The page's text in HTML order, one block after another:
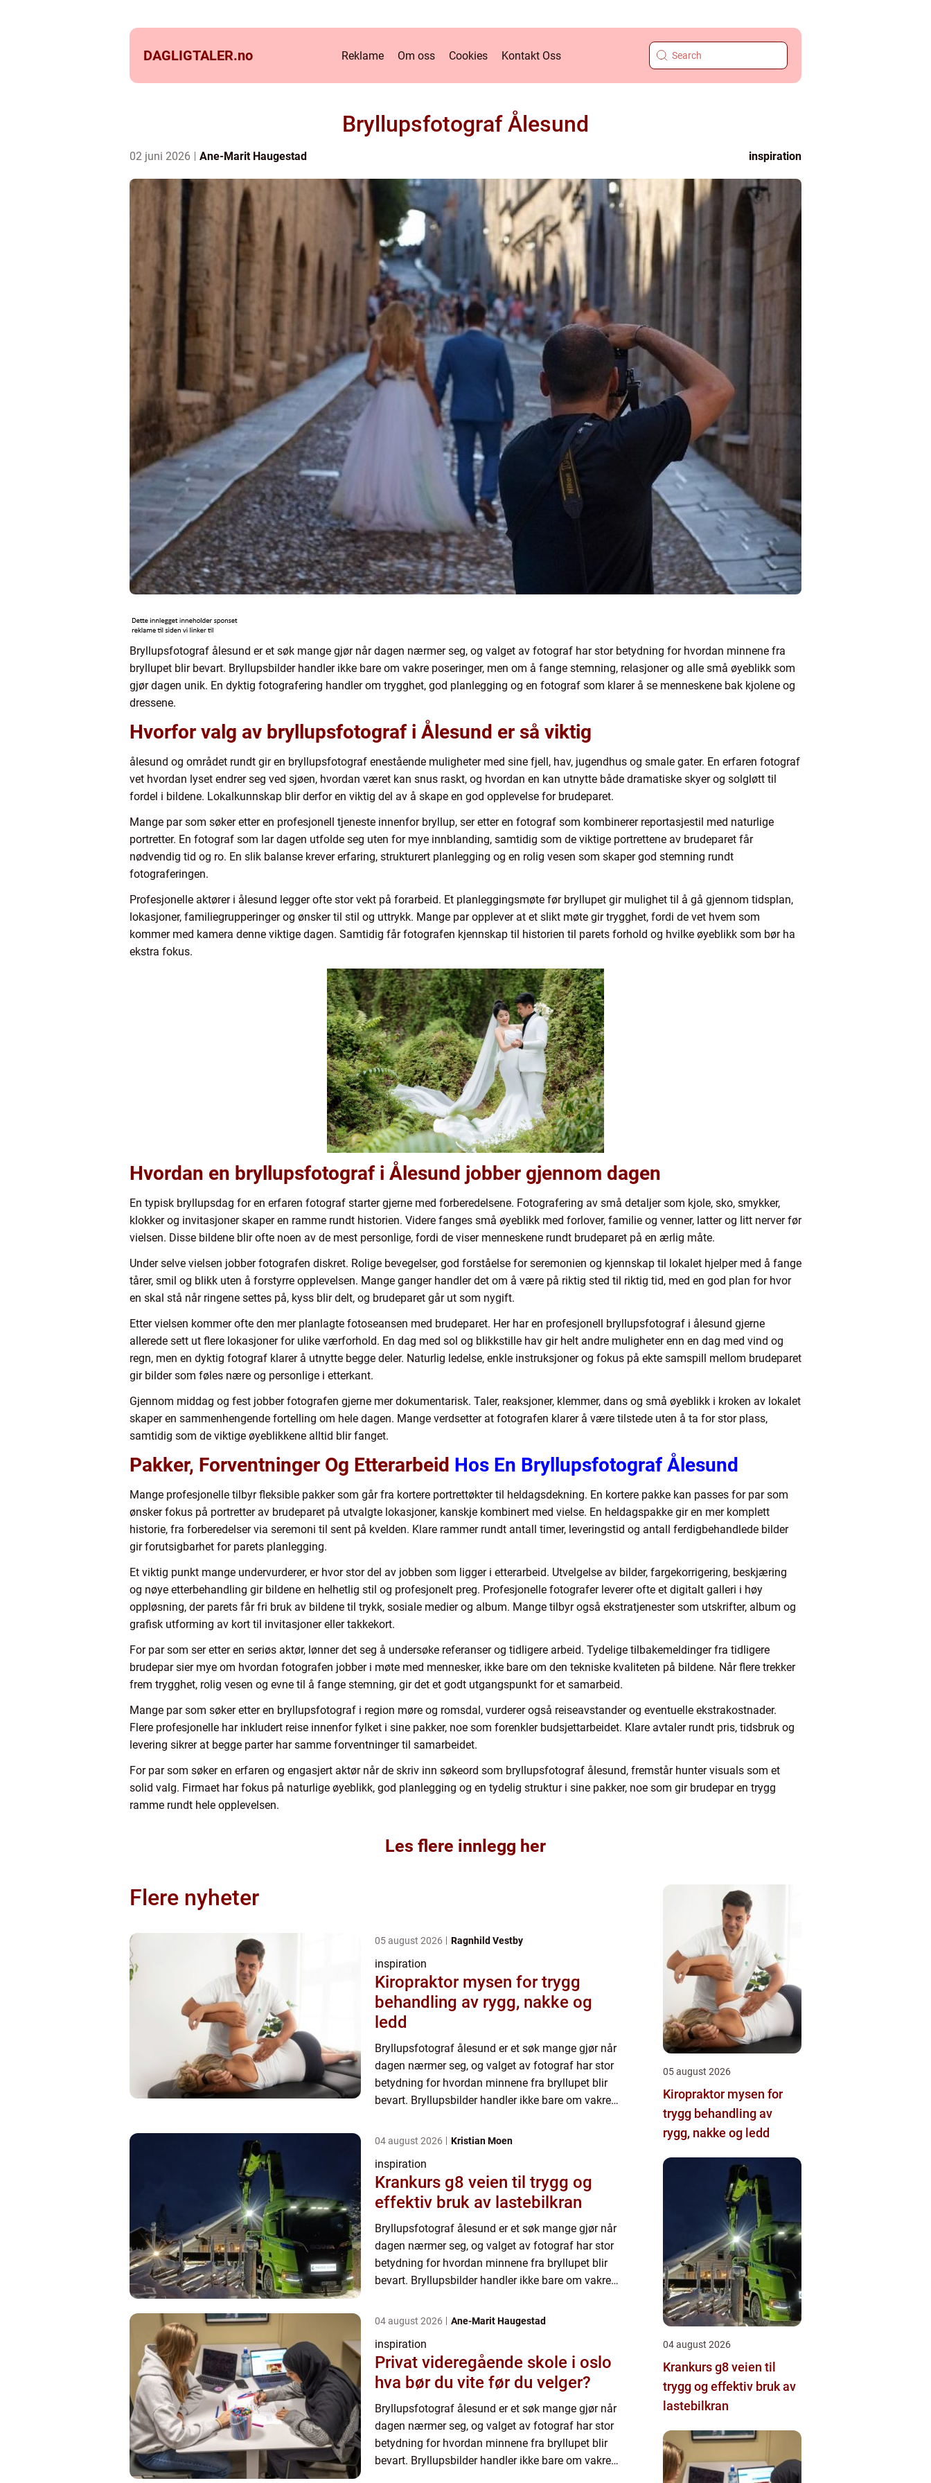
DAGLIGTALER.no Reklame Om oss Cookies Kontakt Oss
Bryllupsfotograf Ålesund
02 juni 2026 Ane-Marit Haugestad inspiration
Bryllupsfotograf ålesund er et søk mange gjør når dagen nærmer seg, og valget av fotograf har stor betydning for hvordan minnene fra
bryllupet blir bevart. Bryllupsbilder handler ikke bare om vakre poseringer, men om å fange stemning, relasjoner og alle små øyeblikk som
gjør dagen unik. En dyktig fotografering handler om trygghet, god planlegging og en fotograf som klarer å se menneskene bak kjolene og
dressene.
Hvorfor valg av bryllupsfotograf i Ålesund er så viktig
ålesund og området rundt gir en bryllupsfotograf enestående muligheter med sine fjell, hav, jugendhus og smale gater. En erfaren fotograf
vet hvordan lyset endrer seg ved sjøen, hvordan været kan snus raskt, og hvordan en kan utnytte både dramatiske skyer og solgløtt til
fordel i bildene. Lokalkunnskap blir derfor en viktig del av å skape en god opplevelse for brudeparet.
Mange par som søker etter en profesjonell tjeneste innenfor bryllup, ser etter en fotograf som kombinerer reportasjestil med naturlige
portretter. En fotograf som lar dagen utfolde seg uten for mye innblanding, samtidig som de viktige portrettene av brudeparet får
nødvendig tid og ro. En slik balanse krever erfaring, strukturert planlegging og en rolig vesen som skaper god stemning rundt
fotograferingen.
Profesjonelle aktører i ålesund legger ofte stor vekt på forarbeid. Et planleggingsmøte før bryllupet gir mulighet til å gå gjennom tidsplan,
lokasjoner, familiegrupperinger og ønsker til stil og uttrykk. Mange par opplever at et slikt møte gir trygghet, fordi de vet hvem som
kommer med kamera denne viktige dagen. Samtidig får fotografen kjennskap til historien til parets forhold og hvilke øyeblikk som bør ha
ekstra fokus.
Hvordan en bryllupsfotograf i Ålesund jobber gjennom dagen
En typisk bryllupsdag for en erfaren fotograf starter gjerne med forberedelsene. Fotografering av små detaljer som kjole, sko, smykker,
klokker og invitasjoner skaper en ramme rundt historien. Videre fanges små øyeblikk med forlover, familie og venner, latter og litt nerver før
vielsen. Disse bildene blir ofte noen av de mest personlige, fordi de viser menneskene rundt brudeparet på en ærlig måte.
Under selve vielsen jobber fotografen diskret. Rolige bevegelser, god forståelse for seremonien og kjennskap til lokalet hjelper med å fange
tårer, smil og blikk uten å forstyrre opplevelsen. Mange ganger handler det om å være på riktig sted til riktig tid, med en god plan for hvor
en skal stå når ringene settes på, kyss blir delt, og brudeparet går ut som nygift.
Etter vielsen kommer ofte den mer planlagte fotoseansen med brudeparet. Her har en profesjonell bryllupsfotograf i ålesund gjerne
allerede sett ut flere lokasjoner for ulike værforhold. En dag med sol og blikkstille hav gir helt andre muligheter enn en dag med vind og
regn, men en dyktig fotograf klarer å utnytte begge deler. Naturlig ledelse, enkle instruksjoner og fokus på ekte samspill mellom brudeparet
gir bilder som føles nære og personlige i etterkant.
Gjennom middag og fest jobber fotografen gjerne mer dokumentarisk. Taler, reaksjoner, klemmer, dans og små øyeblikk i kroken av lokalet
skaper en sammenhengende fortelling om hele dagen. Mange verdsetter at fotografen klarer å være tilstede uten å ta for stor plass,
samtidig som de viktige øyeblikkene alltid blir fanget.
Pakker, Forventninger Og Etterarbeid Hos En Bryllupsfotograf Ålesund
Mange profesjonelle tilbyr fleksible pakker som går fra kortere portrettøkter til heldagsdekning. En kortere pakke kan passes for par som
ønsker fokus på portretter av brudeparet på utvalgte lokasjoner, kanskje kombinert med vielse. En heldagspakke gir en mer komplett
historie, fra forberedelser via seremoni til sent på kvelden. Klare rammer rundt antall timer, leveringstid og antall ferdigbehandlede bilder
gir forutsigbarhet for parets planlegging.
Et viktig punkt mange undervurderer, er hvor stor del av jobben som ligger i etterarbeid. Utvelgelse av bilder, fargekorrigering, beskjæring
og nøye etterbehandling gir bildene en helhetlig stil og profesjonelt preg. Profesjonelle fotografer leverer ofte et digitalt galleri i høy
oppløsning, der parets får fri bruk av bildene til trykk, sosiale medier og album. Mange tilbyr også ekstratjenester som utskrifter, album og
grafisk utforming av kort til invitasjoner eller takkekort.
For par som ser etter en seriøs aktør, lønner det seg å undersøke referanser og tidligere arbeid. Tydelige tilbakemeldinger fra tidligere
brudepar sier mye om hvordan fotografen jobber i møte med mennesker, ikke bare om den tekniske kvaliteten på bildene. Når flere trekker
frem trygghet, rolig vesen og evne til å fange stemning, gir det et godt utgangspunkt for et samarbeid.
Mange par som søker etter en bryllupsfotograf i region møre og romsdal, vurderer også reiseavstander og eventuelle ekstrakostnader.
Flere profesjonelle har inkludert reise innenfor fylket i sine pakker, noe som forenkler budsjettarbeidet. Klare avtaler rundt pris, tidsbruk og
levering sikrer at begge parter har samme forventninger til samarbeidet.
For par som søker en erfaren og engasjert aktør når de skriv inn søkeord som bryllupsfotograf ålesund, fremstår hunter visuals som et
solid valg. Firmaet har fokus på naturlige øyeblikk, god planlegging og en tydelig struktur i sine pakker, noe som gir brudepar en trygg
ramme rundt hele opplevelsen.
Les flere innlegg her
Flere nyheter
05 august 2026 Ragnhild Vestby
inspiration
Kiropraktor mysen for trygg
behandling av rygg, nakke og
ledd
Bryllupsfotograf ålesund er et søk mange gjør når
dagen nærmer seg, og valget av fotograf har stor
betydning for hvordan minnene fra bryllupet blir
bevart. Bryllupsbilder handler ikke bare om vakre
og a...
04 august 2026 Kristian Moen
inspiration
Krankurs g8 veien til trygg og
effektiv bruk av lastebilkran
Bryllupsfotograf ålesund er et søk mange gjør når
dagen nærmer seg, og valget av fotograf har stor
betydning for hvordan minnene fra bryllupet blir
bevart. Bryllupsbilder handler ikke bare om vakre
og a...
04 august 2026 Ane-Marit Haugestad
inspiration
Privat videregående skole i oslo
hva bør du vite før du velger?
Bryllupsfotograf ålesund er et søk mange gjør når
dagen nærmer seg, og valget av fotograf har stor
betydning for hvordan minnene fra bryllupet blir
bevart. Bryllupsbilder handler ikke bare om vakre
05 august 2026
Kiropraktor mysen for
trygg behandling av
rygg, nakke og ledd
04 august 2026
Krankurs g8 veien til
trygg og effektiv bruk av
lastebilkran